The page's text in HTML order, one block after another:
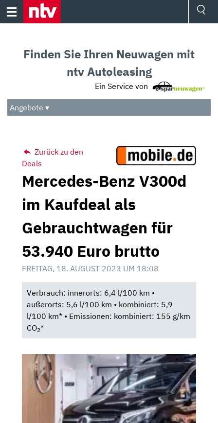
Skip
Audio
Das Beste
Finden Sie Ihren Neuwagen mit
ntv Autoleasing
Ein Service von
Angebote ▾
Zurück zu den
Deals
Mercedes-Benz V300d
im Kaufdeal als
Gebrauchtwagen für
53.940 Euro brutto
FREITAG, 18. AUGUST 2023 UM 18:08
Verbrauch: innerorts: 6,4 l/100 km •
außerorts: 5,6 l/100 km • kombiniert: 5,9
l/100 km* • Emissionen: kombiniert: 155 g/km
CO2*